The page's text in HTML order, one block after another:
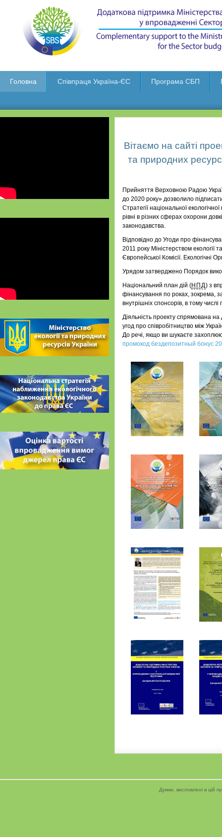
Головна Співпраця Україна-ЄС Програма СБП
Вітаємо на сайті
та природних
Прийняття Верховною Радою
до 2020 року» дозволило
Стратегії національної
рівні в різних сферах охорони
законодавства.
Відповідно до Угоди про
2011 року Міністерством екології
Європейської Комісії. Екологічні
Урядом затверджено Порядок
Національний план дій (НПД) з
фінансування по роках, зокрема,
внутрішніх спонсорів, в тому
Діяльність проекту спрямована
угод про співробітництво між
До речі, якщо ви шукаєте
промокод бездепозитный бонус
Думки, висловлені в цій